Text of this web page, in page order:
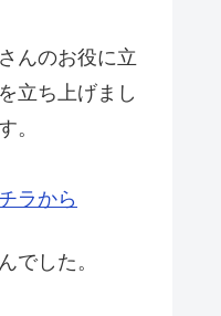
んのお役に立
立ち上げまし
。
ラから
でした。